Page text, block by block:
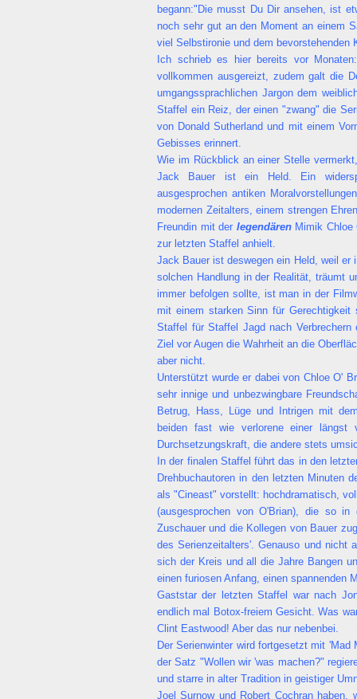
begann:"Die musst Du Dir ansehen, ist
noch sehr gut an den Moment an einem
viel Selbstironie und dem bevorstehenden
Ich schrieb es hier bereits vor
vollkommen ausgereizt, zudem galt die
umgangssprachlichen Jargon dem
Staffel ein Reiz, der einen "zwang" die
von Donald Sutherland und mit einem
Gebisses erinnert.
Wie im Rückblick an einer Stelle
Jack Bauer ist ein Held. Ein
ausgesprochen antiken
modernen Zeitalters, einem strengen
Freundin mit der legendärenMimik Chloe
zur letzten Staffel anhielt.
Jack Bauer ist deswegen ein Held, weil er
solchen Handlung in der Realität, träumt
immer befolgen sollte, ist man in der
mit einem starken Sinn für
Staffel für Staffel Jagd nach
Ziel vor Augen die Wahrheit an die
aber nicht.
Unterstützt wurde er dabei von Chloe O'
sehr innige und unbezwingbare
Betrug, Hass, Lüge und Intrigen mit
beiden fast wie verlorene einer längst
Durchsetzungskraft, die andere stets
In der finalen Staffel führt das in den
Drehbuchautoren in den letzten Minuten
als "Cineast" vorstellt: hochdramatisch,
(ausgesprochen von O'Brian), die so
Zuschauer und die Kollegen von Bauer
des Serienzeitalters'. Genauso und nicht
sich der Kreis und all die Jahre Bangen
einen furiosen Anfang, einen spannenden
Gaststar der letzten Staffel war nach
endlich mal Botox-freiem Gesicht. Was
Clint Eastwood! Aber das nur nebenbei.
Der Serienwinter wird fortgesetzt mit
der Satz "Wollen wir 'was machen?"
und starre in alter Tradition in geistiger
Joel Surnow und Robert Cochran